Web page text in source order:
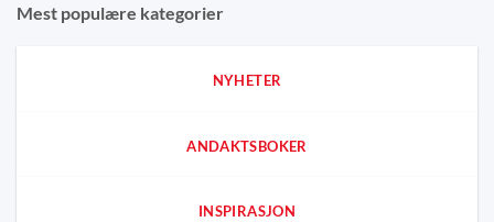
Mest populære kategorier
NYHETER
ANDAKTSBOKER
INSPIRASJON